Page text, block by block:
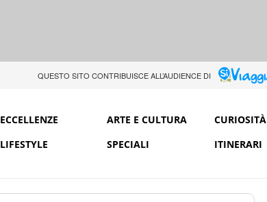
QUESTO SITO CONTRIBUISCE ALL’AUDIENCE DI
ECCELLENZE ARTE E CULTURA CURIOSITÀ
LIFESTYLE
SPECIALI ITINERARI